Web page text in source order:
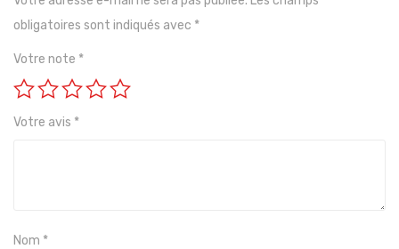
obligatoires sont indiqués avec *
Votre note *
Votre avis *
Nom *